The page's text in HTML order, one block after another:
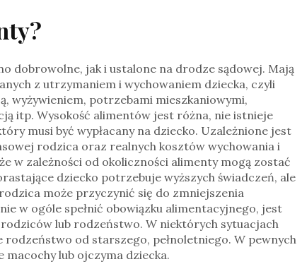
dobrowolne, jak i ustalone na drodze sądowej. Mają
z utrzymaniem i wychowaniem dziecka, czyli
wyżywieniem, potrzebami mieszkaniowymi,
itp. Wysokość alimentów jest różna, nie istnieje
musi być wypłacany na dziecko. Uzależnione jest
rodzica oraz realnych kosztów wychowania i
w zależności od okoliczności alimenty mogą zostać
dziecko potrzebuje wyższych świadczeń, ale
może przyczynić się do zmniejszenia
w ogóle spełnić obowiązku alimentacyjnego, jest
lub rodzeństwo. W niektórych sytuacjach
rodzeństwo od starszego, pełnoletniego. W pewnych
lub ojczyma dziecka.